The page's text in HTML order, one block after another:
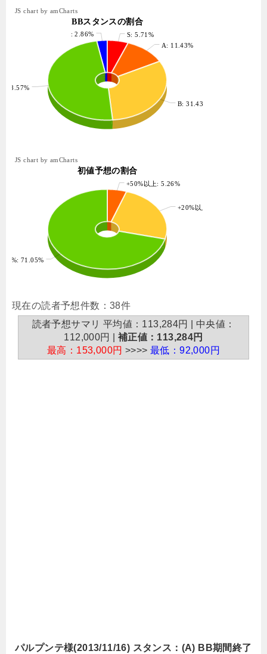
: 2.86%
S: 5.71%
A: 11.43%
B: 31.43%
: 48.57%
BBスタンスの割合
JS chart by amCharts
+50%以上: 5.26%
+20%以上: 23.68%
71.05%
初値予想の割合
JS chart by amCharts
現在の読者予想件数：38件
読者予想サマリ 平均値：113,284円 | 中央値：
112,000円 | 補正値：113,284円
最高：153,000円 >>>> 最低：92,000円
パルプンテ様(2013/11/16) スタンス：(A) BB期間終了